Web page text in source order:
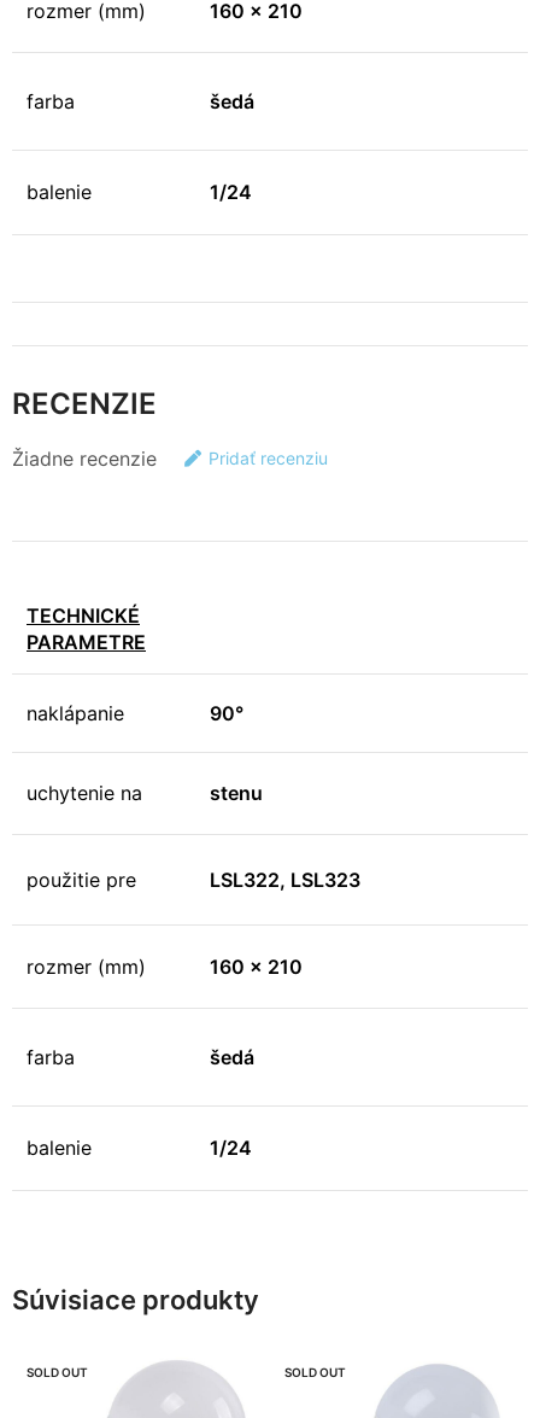
rozmer (mm) 160 x 210
farba šedá
balenie 1/24
RECENZIE
Žiadne recenzie Pridať recenziu
TECHNICKÉ
PARAMETRE
naklápanie 90°
uchytenie na stenu
použitie pre LSL322, LSL323
rozmer (mm) 160 x 210
farba šedá
balenie 1/24
Súvisiace produkty
SOLD OUT SOLD OUT